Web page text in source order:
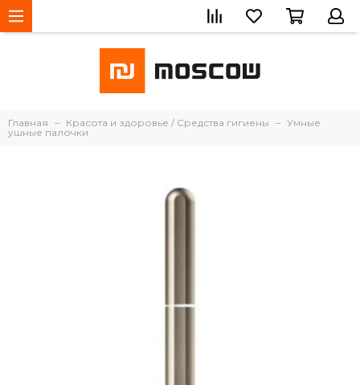
Главная Красота и здоровье / Средства гигиены
Умные
ушные палочки